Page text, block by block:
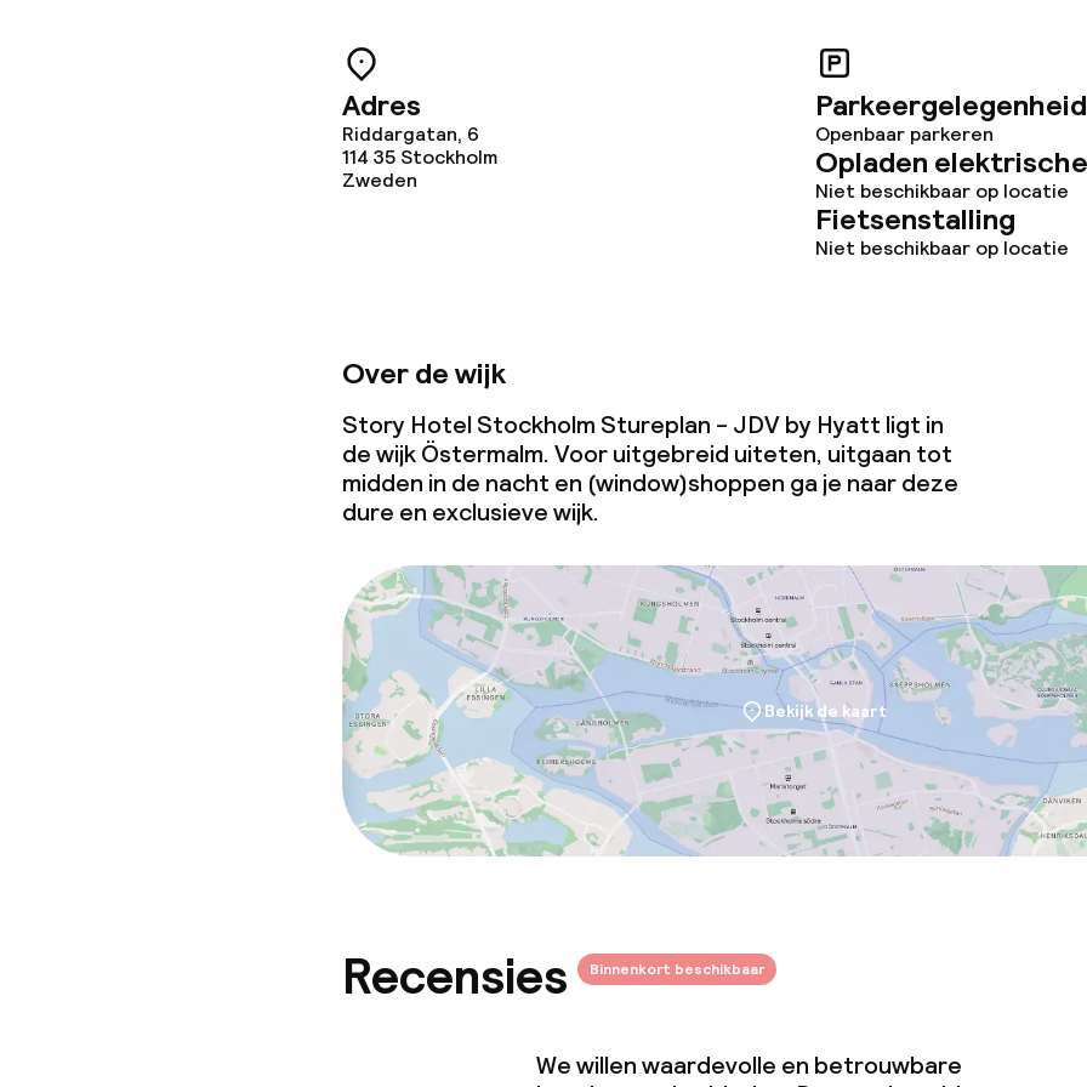
Kleine huisdieren toegestaan
(minder dan de 5 kg)
Adres
Riddargatan, 6
114 35 Stockholm
Zweden
Parkeergelegenheid
Openbaar parkeren
Opladen
Niet beschikbaar op locatie
Fietsenstalling
Niet beschikbaar op locatie
Over de wijk
Story Hotel Stockholm Stureplan - JDV by Hyatt ligt in
de wijk Östermalm. Voor uitgebreid uiteten, uitgaan tot
midden in de nacht en (window)shoppen ga je naar deze
dure en exclusieve wijk.
Bekijk de kaart
Recensies Binnenkort beschikbaar
We willen waardevolle en betrouwbare